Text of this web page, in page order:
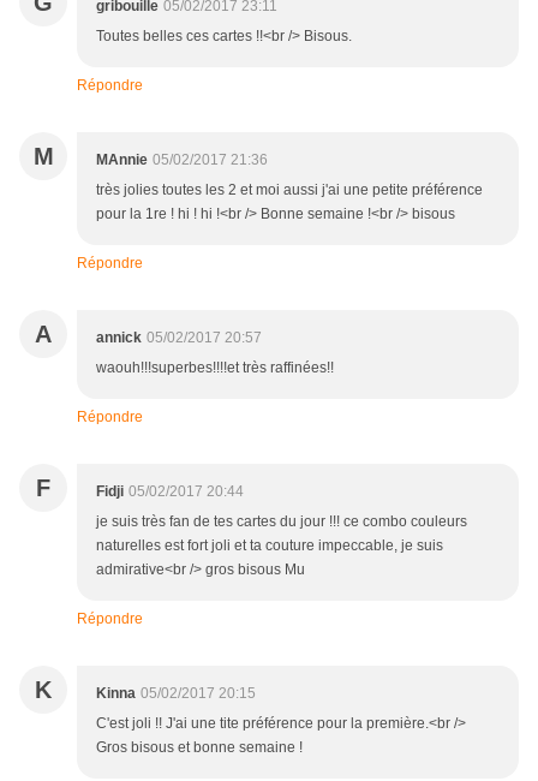
gribouille 05/02/2017 23:11
Toutes belles ces cartes !!<br /> Bisous.
Répondre
M MAnnie 05/02/2017 21:36
très jolies toutes les 2 et moi aussi j'ai une petite préférence
pour la 1re ! hi ! hi !<br /> Bonne semaine !<br /> bisous
Répondre
A annick 05/02/2017 20:57
waouh!!!superbes!!!!et très raffinées!!
Répondre
F Fidji 05/02/2017 20:44
je suis très fan de tes cartes du jour !!! ce combo couleurs
naturelles est fort joli et ta couture impeccable, je suis
admirative<br /> gros bisous Mu
Répondre
K Kinna 05/02/2017 20:15
C'est joli !! J'ai une tite préférence pour la première.<br />
Gros bisous et bonne semaine !